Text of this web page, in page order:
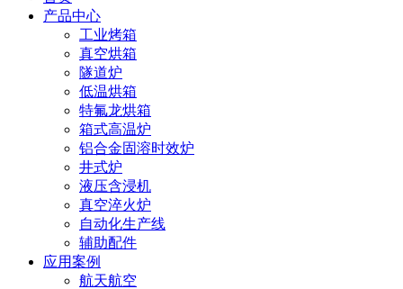
产品中心
工业烤箱
真空烘箱
隧道炉
低温烘箱
特氟龙烘箱
箱式高温炉
铝合金固溶时效炉
井式炉
液压含浸机
真空淬火炉
自动化生产线
辅助配件
应用案例
航天航空